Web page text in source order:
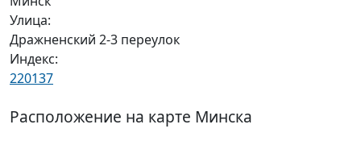
Улица:
Дражненский 2-3 переулок
Индекс:
220137
Расположение на карте Минска